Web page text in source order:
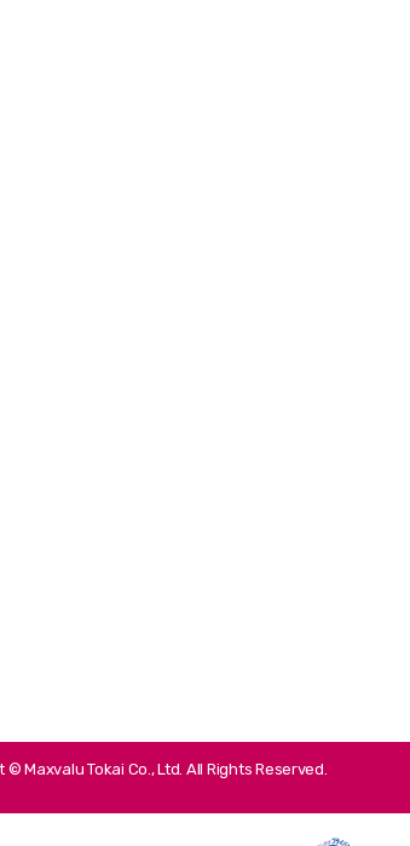
© Maxvalu Tokai Co., Ltd. All Rights Reserved.